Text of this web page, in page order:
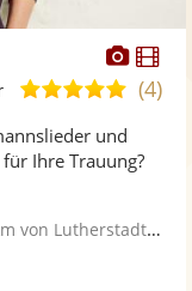
5,0
5
Sternen
(4)
und
Ihre Trauung?
von Lutherstadt Wittenberg